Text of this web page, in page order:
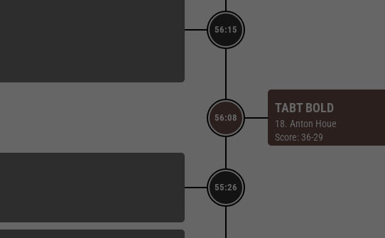
56:15
56:08
TABT BOLD
18. Anton Houe
Score: 36-29
55:26